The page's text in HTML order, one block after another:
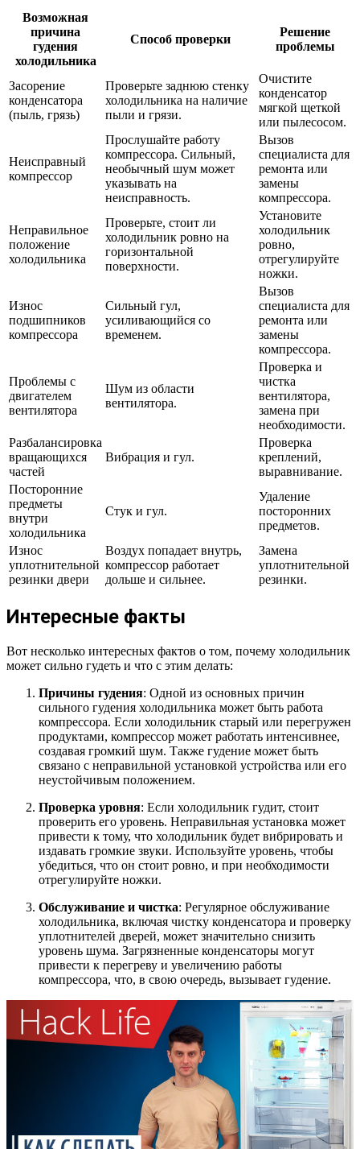
Возможная
причина
гудения
холодильника
Способ проверки
Решение
проблемы
Засорение
конденсатора
(пыль, грязь)
Проверьте заднюю стенку
холодильника на наличие
пыли и грязи.
Очистите
конденсатор
мягкой щеткой
или пылесосом.
Неисправный
компрессор
Прослушайте работу
компрессора. Сильный,
необычный шум может
указывать на
неисправность.
Вызов
специалиста для
ремонта или
замены
компрессора.
Неправильное
положение
холодильника
Проверьте, стоит ли
холодильник ровно на
горизонтальной
поверхности.
Установите
холодильник
ровно,
отрегулируйте
ножки.
Износ
подшипников
компрессора
Сильный гул,
усиливающийся со
временем.
Вызов
специалиста для
ремонта или
замены
компрессора.
Проблемы с
двигателем
вентилятора
Шум из области
вентилятора.
Проверка и
чистка
вентилятора,
замена при
необходимости.
Разбалансировка
вращающихся
частей
Вибрация и гул.
Проверка
креплений,
выравнивание.
Посторонние
предметы
внутри
холодильника
Стук и гул.
Удаление
посторонних
предметов.
Износ
уплотнительной
резинки двери
Воздух попадает внутрь,
компрессор работает
дольше и сильнее.
Замена
уплотнительной
резинки.
Интересные факты
Вот несколько интересных фактов о том, почему холодильник
может сильно гудеть и что с этим делать:
Причины гудения: Одной из основных причин
сильного гудения холодильника может быть работа
компрессора. Если холодильник старый или перегружен
продуктами, компрессор может работать интенсивнее,
создавая громкий шум. Также гудение может быть
связано с неправильной установкой устройства или его
неустойчивым положением.
Проверка уровня: Если холодильник гудит, стоит
проверить его уровень. Неправильная установка может
привести к тому, что холодильник будет вибрировать и
издавать громкие звуки. Используйте уровень, чтобы
убедиться, что он стоит ровно, и при необходимости
отрегулируйте ножки.
Обслуживание и чистка: Регулярное обслуживание
холодильника, включая чистку конденсатора и проверку
уплотнителей дверей, может значительно снизить
уровень шума. Загрязненные конденсаторы могут
привести к перегреву и увеличению работы
компрессора, что, в свою очередь, вызывает гудение.